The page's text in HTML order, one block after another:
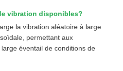
vibration disponibles?
la vibration aléatoire à large
permettant aux
éventail de conditions de